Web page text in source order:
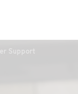
Support